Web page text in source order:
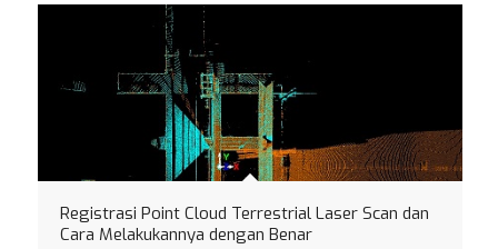
Registrasi Point Cloud Terrestrial Laser Scan dan
Cara Melakukannya dengan Benar